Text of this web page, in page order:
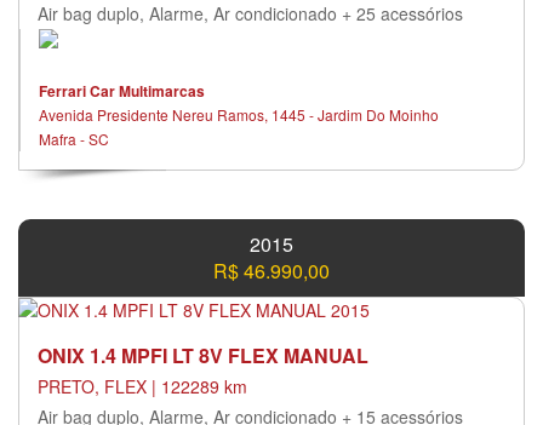
Air bag duplo, Alarme, Ar condicionado + 25 acessórios
Ferrari Car Multimarcas
Avenida Presidente Nereu Ramos, 1445 - Jardim Do Moinho
Mafra - SC
2015
R$ 46.990,00
ONIX 1.4 MPFI LT 8V FLEX MANUAL
PRETO, FLEX | 122289 km
Air bag duplo, Alarme, Ar condicionado + 15 acessórios